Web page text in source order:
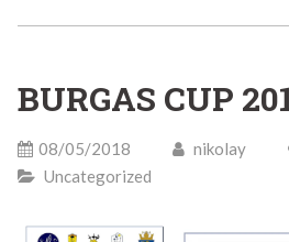
BURGAS CUP
08/05/2018 nikolay
Uncategorized